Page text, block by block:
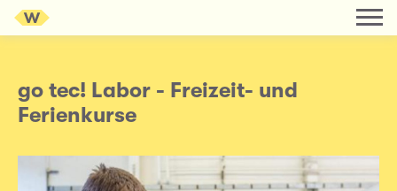
go tec! Labor - Freizeit- und
Ferienkurse